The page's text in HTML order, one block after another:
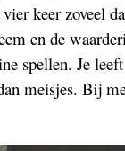
keer zoveel
en de
spellen. Je
meisjes. Bij